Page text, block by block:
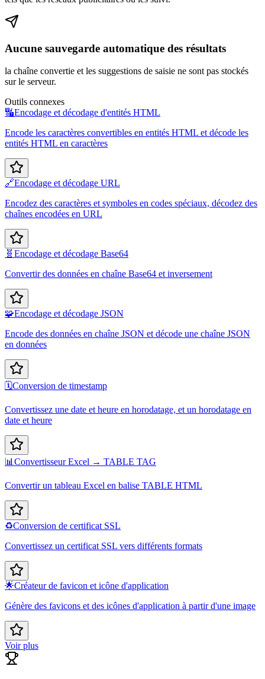
Aucune sauvegarde automatique des résultats
la chaîne convertie et les suggestions de saisie ne sont pas stockés
sur le serveur.
Outils connexes
🔣Encodage et décodage d'entités HTML
Encode les caractères convertibles en entités HTML et décode les
entités HTML en caractères
🔗Encodage et décodage URL
Encodez des caractères et symboles en codes spéciaux, décodez des
chaînes encodées en URL
🧬 Encodage et décodage Base64
Convertir des données en chaîne Base64 et inversement
🧩Encodage et décodage JSON
Encode des données en chaîne JSON et décode une chaîne JSON
en données
🗓️Conversion de timestamp
Convertissez une date et heure en horodatage, et un horodatage en
date et heure
📊Convertisseur Excel → TABLE TAG
Convertir un tableau Excel en balise TABLE HTML
♻️Conversion de certificat SSL
Convertissez un certificat SSL vers différents formats
🌟Créateur de favicon et icône d'application
Génère des favicons et des icônes d'application à partir d'une image
Voir plus